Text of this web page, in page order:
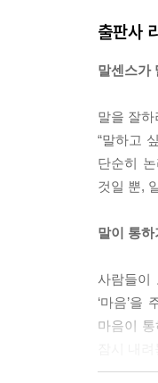
한편으로
최근 하
에서 참
에 대해
몰라서
생각하
--- p.86
출판사
말센스가
말을 잘
“말하고
단순히
것일 뿐,
말이 통
사람들이
‘마음’
마음이